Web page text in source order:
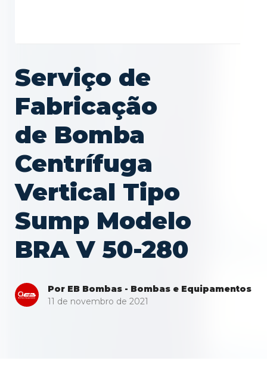
Serviço de
Fabricação
de Bomba
Centrífuga
Vertical Tipo
Sump Modelo
BRA V 50-280
Por EB Bombas - Bombas e Equipamentos
11 de novembro de 2021